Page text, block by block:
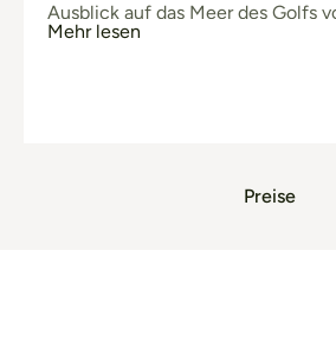
Ausblick auf das Meer des Golfs
Sonnentage erleben Sie an den
Mehr lesen
Preise